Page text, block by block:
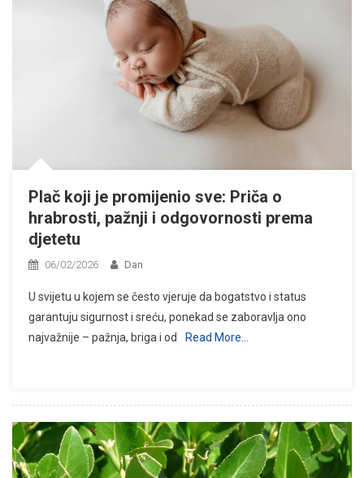
Plač koji je promijenio sve: Priča o
hrabrosti, pažnji i odgovornosti prema
djetetu
06/02/2026 Dan
U svijetu u kojem se često vjeruje da bogatstvo i status
garantuju sigurnost i sreću, ponekad se zaboravlja ono
najvažnije – pažnja, briga i od
Read More…